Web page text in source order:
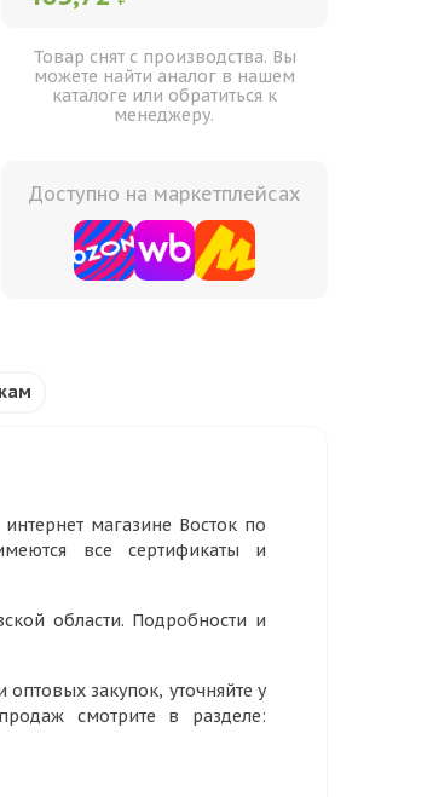
Товар снят с производства. Вы
можете найти аналог в нашем
каталоге или обратиться к
менеджеру.
Доступно на маркетплейсах
магазине Восток по
все сертификаты и
области. Подробности и
закупок, уточняйте у
смотрите в разделе: